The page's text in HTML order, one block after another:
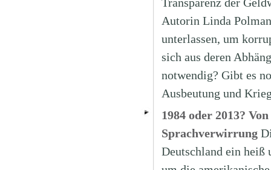
Autorin Linda
unterlassen, um
sich aus deren
notwendig? Gibt es
Ausbeutung und
1984 oder 2013?
Sprachverwirrung
Deutschland ein heiß